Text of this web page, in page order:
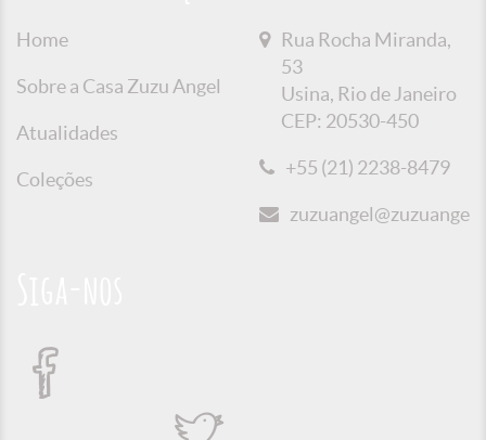
Home
Sobre a Casa Zuzu Angel
Atualidades
Coleções
Rua Rocha Miranda,
53
Usina, Rio de Janeiro
CEP: 20530-450
+55 (21) 2238-8479